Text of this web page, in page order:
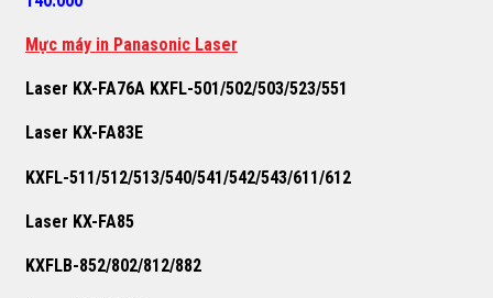
Mực máy in Panasonic Laser
Laser KX-FA76A KXFL-501/502/503/523/551
Laser KX-FA83E
KXFL-511/512/513/540/541/542/543/611/612
Laser KX-FA85
KXFLB-852/802/812/882